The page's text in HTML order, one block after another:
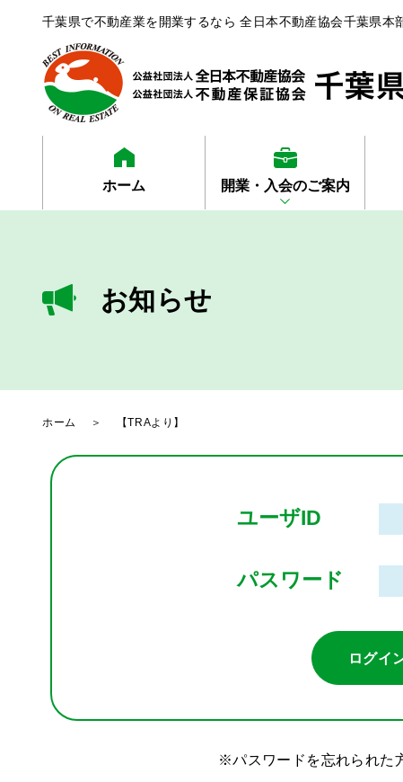
千葉県で不動産業を開業するなら 全日本不動産協会千葉県本
ホーム 開業・入会のご案内
お知らせ
ホーム ＞ 【TRAより】 提携業者(株)全国儀
ユーザID
パスワード
パスワードを忘れられた